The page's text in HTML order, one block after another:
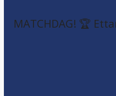
MATCHDAG! 🏆